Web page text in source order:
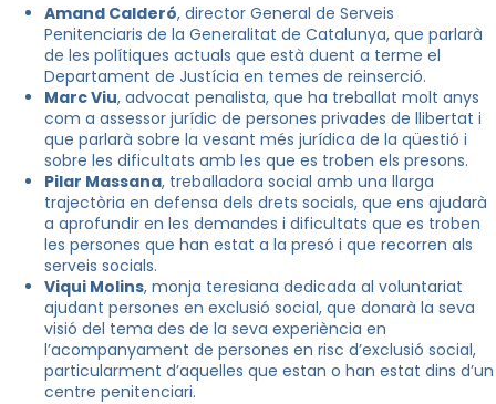
Amand Calderó, director General de Serveis
Penitenciaris de la Generalitat de Catalunya, que parlarà
de les polítiques actuals que està duent a terme el
Departament de Justícia en temes de reinserció.
Marc Viu, advocat penalista, que ha treballat molt anys
com a assessor jurídic de persones privades de llibertat i
que parlarà sobre la vesant més jurídica de la qüestió i
sobre les dificultats amb les que es troben els presons.
Pilar Massana, treballadora social amb una llarga
trajectòria en defensa dels drets socials, que ens ajudarà
a aprofundir en les demandes i dificultats que es troben
les persones que han estat a la presó i que recorren als
serveis socials.
Viqui Molins, monja teresiana dedicada al voluntariat
ajudant persones en exclusió social, que donarà la seva
visió del tema des de la seva experiència en
l’acompanyament de persones en risc d’exclusió social,
particularment d’aquelles que estan o han estat dins d’un
centre penitenciari.